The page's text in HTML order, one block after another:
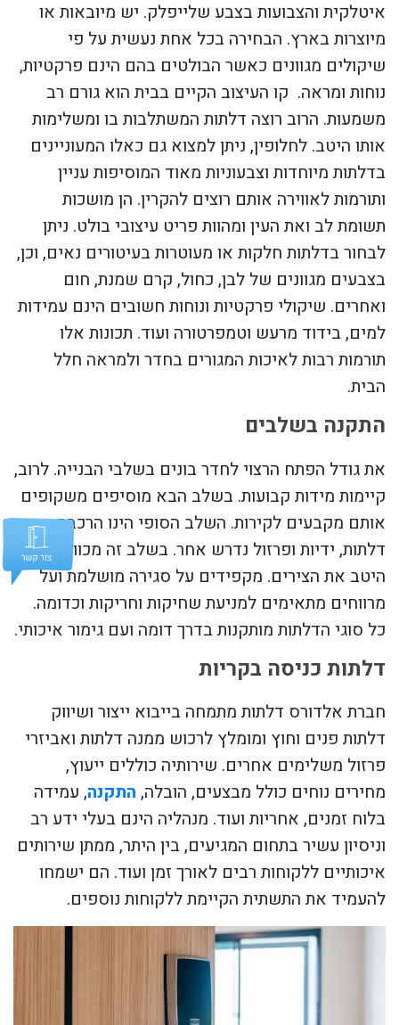
איטלקית והצבועות בצבע שלייפלק. יש מיובאות או
מיוצרות בארץ. הבחירה בכל אחת נעשית על פי
שיקולים מגוונים כאשר הבולטים בהם הינם פרקטיות,
נוחות ומראה. קו העיצוב הקיים בבית הוא גורם רב
משמעות. הרוב רוצה דלתות המשתלבות בו ומשלימות
אותו היטב. לחלופין, ניתן למצוא גם כאלו המעוניינים
בדלתות מיוחדות וצבעוניות מאוד המוסיפות עניין
ותורמות לאווירה אותם רוצים להקרין. הן מושכות
תשומת לב ואת העין ומהוות פריט עיצובי בולט. ניתן
לבחור בדלתות חלקות או מעוטרות בעיטורים נאים, וכן,
בצבעים מגוונים של לבן, כחול, קרם שמנת, חום
ואחרים. שיקולי פרקטיות ונוחות חשובים הינם עמידות
למים, בידוד מרעש וטמפרטורה ועוד. תכונות אלו
תורמות רבות לאיכות המגורים בחדר ולמראה חלל
הבית.
התקנה בשלבים
את גודל הפתח הרצוי לחדר בונים בשלבי הבנייה. לרוב,
קיימות מידות קבועות. בשלב הבא מוסיפים משקופים
אותם מקבעים לקירות. השלב הסופי הינו הרכבת
דלתות, ידיות ופרזול נדרש אחר. בשלב זה מכווננים
היטב את הצירים. מקפידים על סגירה מושלמת ועל
מרווחים מתאימים למניעת שחיקות וחריקות וכדומה.
כל סוגי הדלתות מותקנות בדרך דומה ועם גימור איכותי.
דלתות כניסה בקריות
חברת אלדורס דלתות מתמחה בייבוא ייצור ושיווק
דלתות פנים וחוץ ומומלץ לרכוש ממנה דלתות ואביזרי
פרזול משלימים אחרים. שירותיה כוללים ייעוץ,
מחירים נוחים כולל מבצעים, הובלה, התקנה, עמידה
בלוח זמנים, אחריות ועוד. מנהליה הינם בעלי ידע רב
וניסיון עשיר בתחום המגיעים, בין היתר, ממתן שירותים
איכותיים ללקוחות רבים לאורך זמן ועוד. הם ישמחו
להעמיד את התשתית הקיימת ללקוחות נוספים.